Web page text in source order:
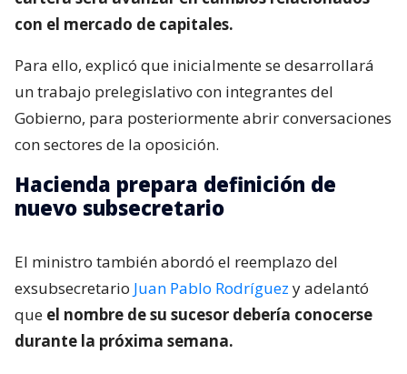
con el mercado de capitales.
Para ello, explicó que inicialmente se desarrollará
un trabajo prelegislativo con integrantes del
Gobierno, para posteriormente abrir conversaciones
con sectores de la oposición.
Hacienda prepara definición de
nuevo subsecretario
El ministro también abordó el reemplazo del
exsubsecretario Juan Pablo Rodríguez y adelantó
que el nombre de su sucesor debería conocerse
durante la próxima semana.